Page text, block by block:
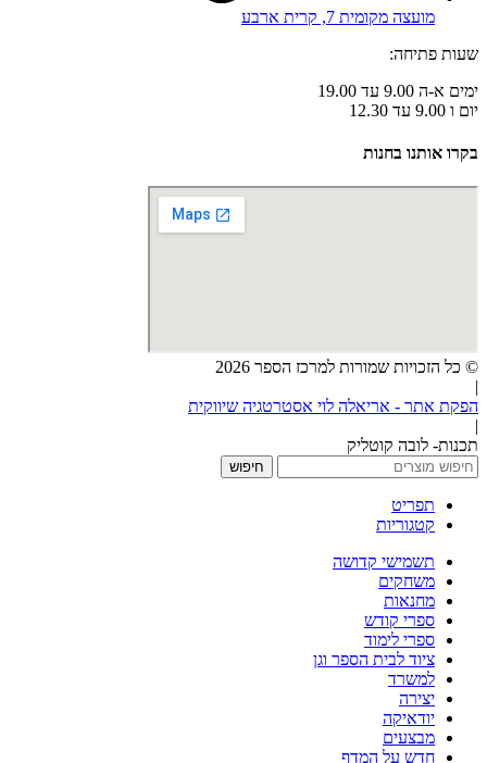
מועצה מקומית 7, קרית ארבע
שעות פתיחה:
ימים א-ה 9.00 עד 19.00
יום ו 9.00 עד 12.30
בקרו אותנו בחנות
© כל הזכויות שמורות למרכז הספר 2026
|
הפקת אתר - אריאלה לוי אסטרטגיה שיווקית
|
תכנות- לובה קוטליק
חיפוש
תפריט
קטגוריות
תשמישי קדושה
משחקים
מחנאות
ספרי קודש
ספרי לימוד
ציוד לבית הספר וגן
למשרד
יצירה
יודאיקה
מבצעים
חדש על המדף